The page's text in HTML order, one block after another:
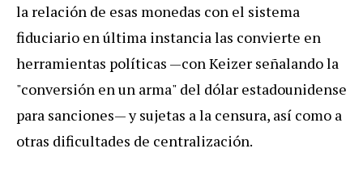
la relación de esas monedas con el sistema
fiduciario en última instancia las convierte en
herramientas políticas —con Keizer señalando la
"conversión en un arma" del dólar estadounidense
para sanciones— y sujetas a la censura, así como a
otras dificultades de centralización.